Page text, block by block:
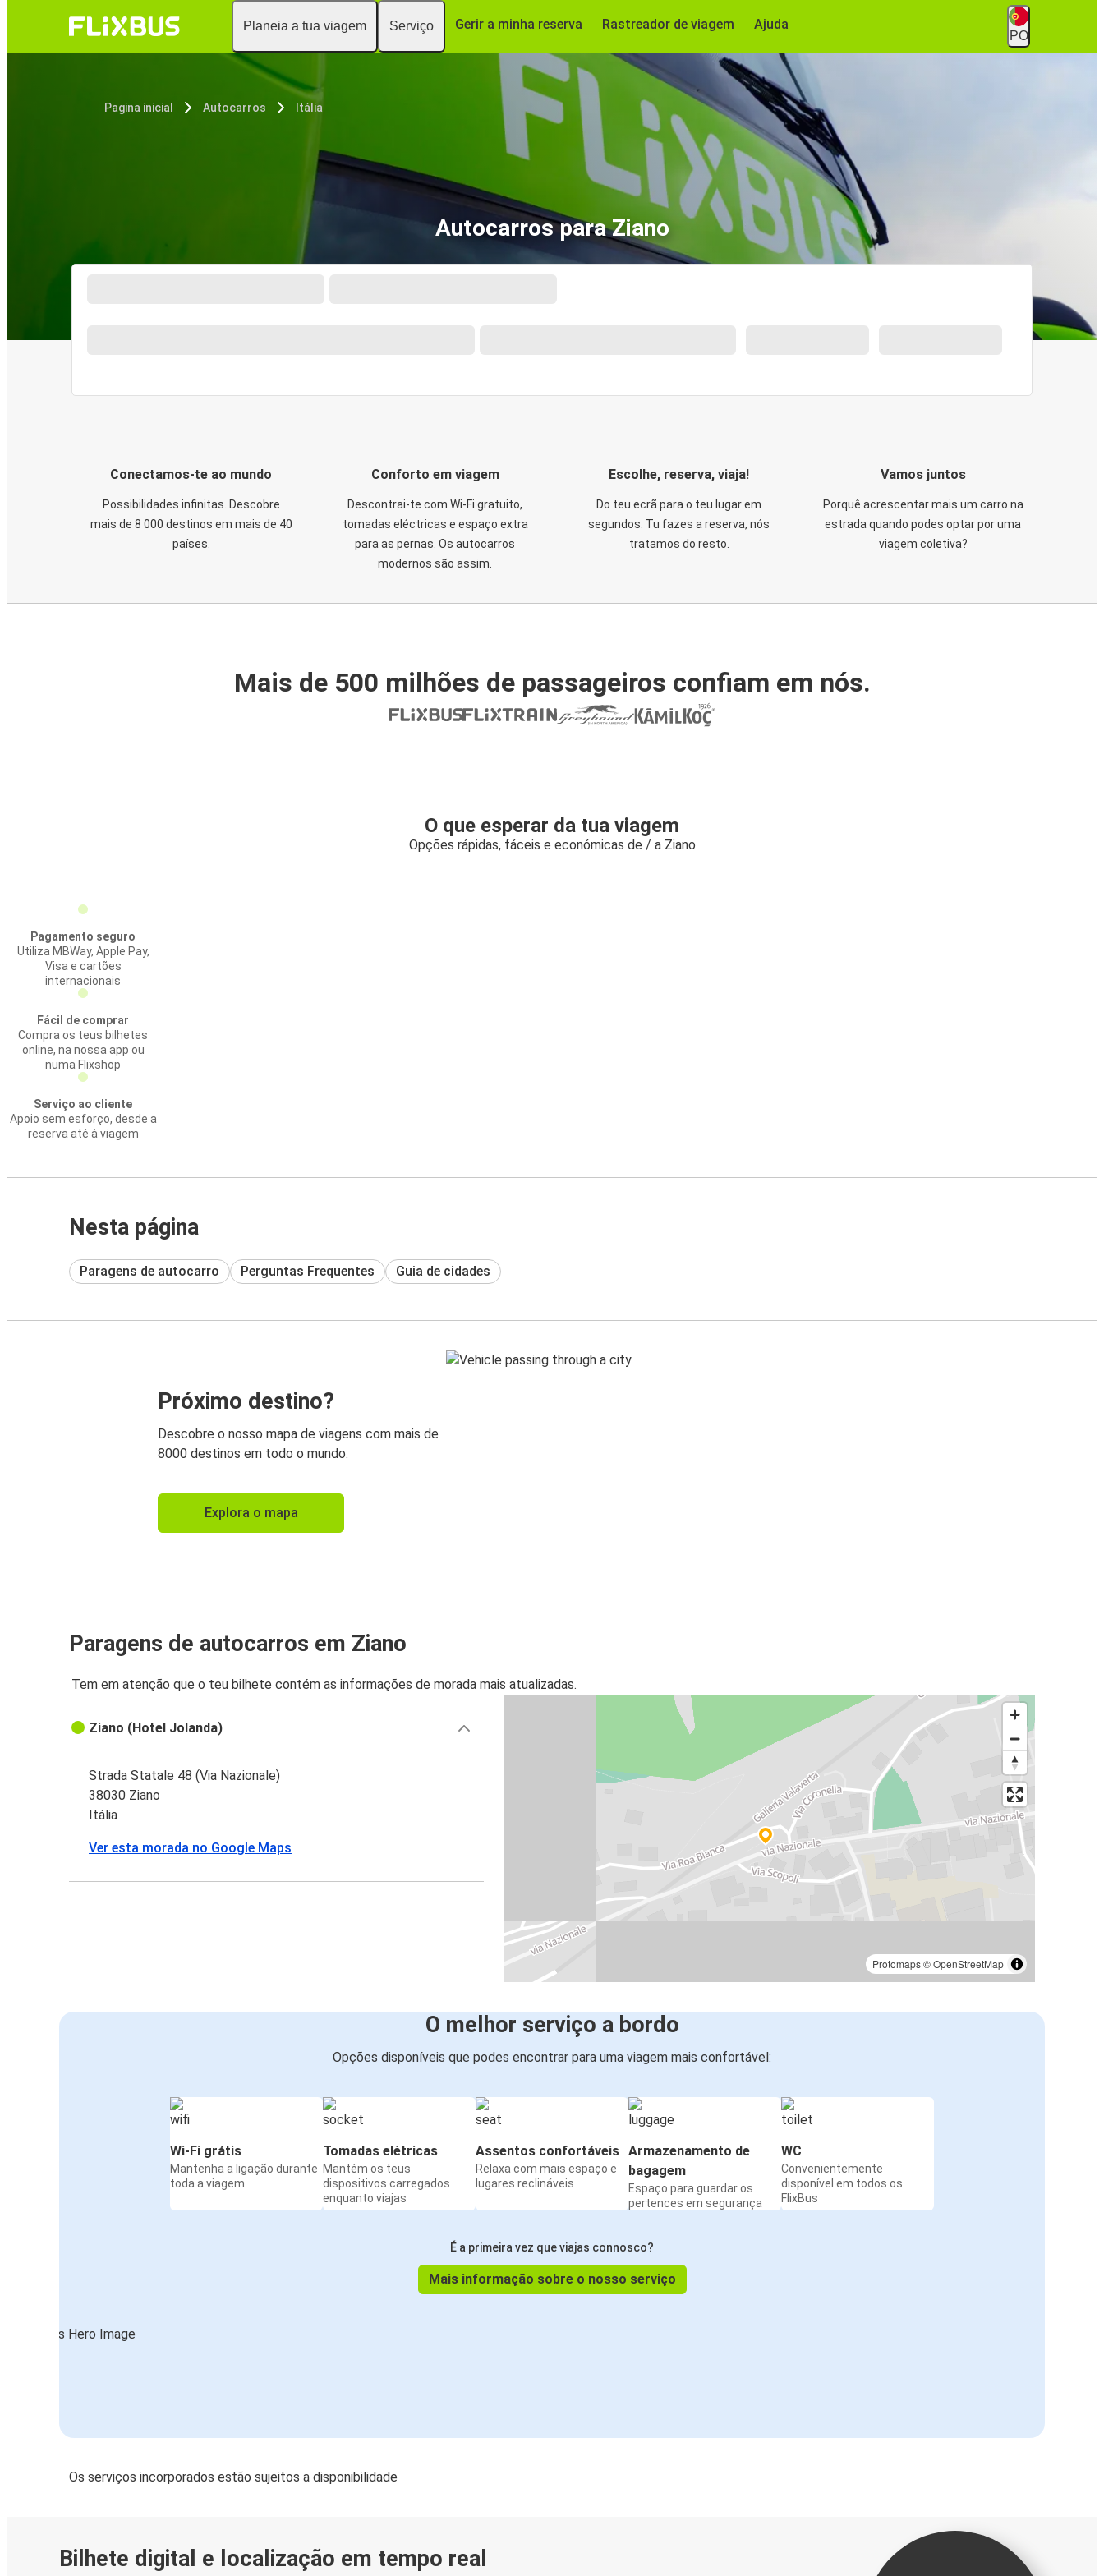
Planeia a tua viagem Serviço Gerir a minha reserva Rastreador de viagem Ajuda
PO
Pagina inicial Autocarros Itália
Autocarros para Ziano
Conectamos-te ao mundo
Possibilidades infinitas. Descobre
mais de 8 000 destinos em mais de 40
países.
Conforto em viagem
Descontrai-te com Wi-Fi gratuito,
tomadas eléctricas e espaço extra
para as pernas. Os autocarros
modernos são assim.
Escolhe, reserva, viaja!
Do teu ecrã para o teu lugar em
segundos. Tu fazes a reserva, nós
tratamos do resto.
Vamos juntos
Porquê acrescentar mais um carro na
estrada quando podes optar por uma
viagem coletiva?
Mais de 500 milhões de passageiros confiam em nós.
O que esperar da tua viagem
Opções rápidas, fáceis e económicas de / a Ziano
Pagamento seguro
Utiliza MBWay, Apple Pay,
Visa e cartões
internacionais
Fácil de comprar
Compra os teus bilhetes
online, na nossa app ou
numa Flixshop
Serviço ao cliente
Apoio sem esforço, desde a
reserva até à viagem
Nesta página
Paragens de autocarro Perguntas Frequentes Guia de cidades
Próximo destino?
Descobre o nosso mapa de viagens com mais de
8000 destinos em todo o mundo.
Explora o mapa
Paragens de autocarros em Ziano
Tem em atenção que o teu bilhete contém as informações de morada mais atualizadas.
Protomaps©OpenStreetMap
Ziano (Hotel Jolanda)
Strada Statale 48 (Via Nazionale)
38030 Ziano
Itália
Ver esta morada no Google Maps
O melhor serviço a bordo
Opções disponíveis que podes encontrar para uma viagem mais confortável:
Wi-Fi grátis
Mantenha a ligação durante
toda a viagem
Tomadas elétricas
Mantém os teus
dispositivos carregados
enquanto viajas
Assentos confortáveis
Relaxa com mais espaço e
lugares reclináveis
Armazenamento de
bagagem
Espaço para guardar os
pertences em segurança
WC
Convenientemente
disponível em todos os
FlixBus
É a primeira vez que viajas connosco?
Mais informação sobre o nosso serviço
Os serviços incorporados estão sujeitos a disponibilidade
Bilhete digital e localização em tempo real